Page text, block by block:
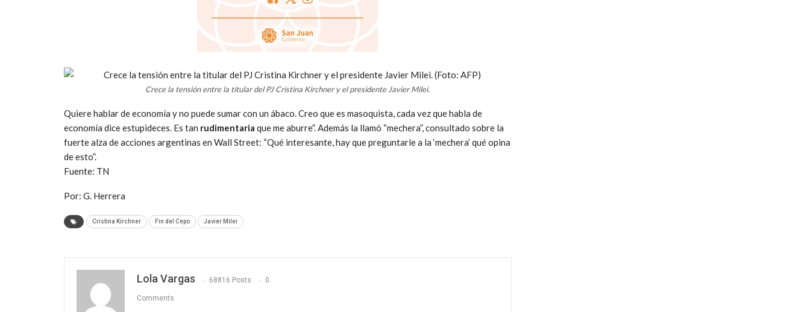
Crece la tensión entre la titular del PJ Cristina Kirchner y el presidente Javier Milei.
Quiere hablar de economía y no puede sumar con un ábaco. Creo que es masoquista, cada vez que habla de
economía dice estupideces. Es tan rudimentaria que me aburre”. Además la llamó “mechera”, consultado sobre la
fuerte alza de acciones argentinas en Wall Street: “Qué interesante, hay que preguntarle a la ‘mechera’ qué opina
de esto”.
Fuente: TN
Por: G. Herrera
Cristina Kirchner Fin del Cepo Javier Milei
Lola Vargas 68816 Posts 0
Comments